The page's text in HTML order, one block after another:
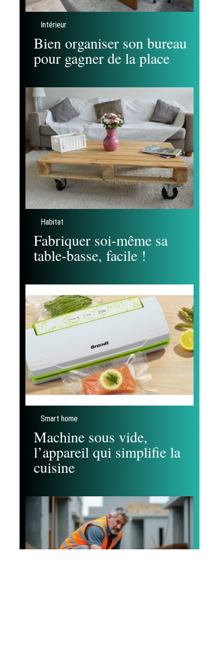
Intérieur
Bien organiser son bureau
pour gagner de la place
Habitat
Fabriquer soi-même sa
table-basse, facile !
Smart home
Machine sous vide,
l’appareil qui simplifie la
cuisine